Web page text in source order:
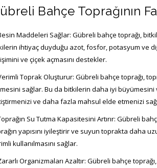
Bahçe Toprağının
Maddeleri Sağlar: Gübreli bahçe toprağı,
ihtiyaç duyduğu azot, fosfor, potasyum ve
ve çiçek açmasını destekler.
Toprak Oluşturur: Gübreli bahçe toprağı,
sağlar. Bu da bitkilerin daha iyi
ve daha fazla mahsul elde etmenizi
Su Tutma Kapasitesini Artırır: Gübreli
yapısını iyileştirir ve suyun toprakta daha
kullanılmasını sağlar.
Organizmaları Azaltır: Gübreli bahçe